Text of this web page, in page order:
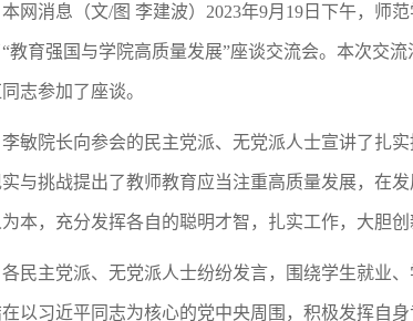
本网消息（文/图 李建波）2023年9月19日下午，师
教育强国与学院高质量发展”座谈交流会。本次交
志参加了座谈。
李敏院长向参会的民主党派、无党派人士宣讲了扎
与挑战提出了教师教育应当注重高质量发展，在
本，充分发挥各自的聪明才智，扎实工作，大胆
各民主党派、无党派人士纷纷发言，围绕学生就业
在以习近平同志为核心的党中央周围，积极发挥自